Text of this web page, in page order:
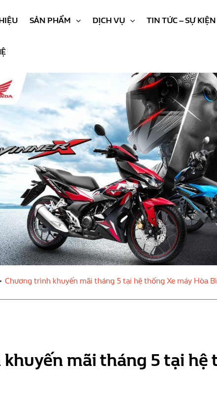
SẢN PHẨM DỊCH VỤ TIN TỨC – SỰ KIỆN
Chương trình khuyến mãi tháng 5 tại hệ thống Xe máy Hòa
mãi tháng 5 tại hệ